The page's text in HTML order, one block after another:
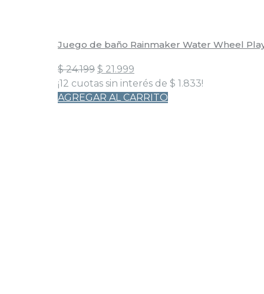
Juego de baño Rainmaker Water Wheel
$24.199 El
precio
original
$ 21.999
precio
actual
¡12 cuotas sin interés de $ 1.833!
AGREGAR AL CARRITO